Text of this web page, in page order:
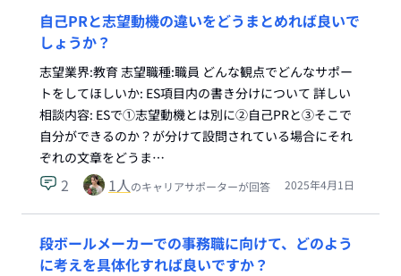
自己PRと志望動機の違いをどうまとめれば良いで
しょうか？
志望業界:教育 志望職種:職員 どんな観点でどんなサポー
トをしてほしいか: ES項目内の書き分けについて 詳しい
相談内容: ESで①志望動機とは別に②自己PRと③そこで
自分ができるのか？が分けて設問されている場合にそれ
ぞれの文章をどうま…
2 1人のキャリアサポーターが回答 2025年4月1日
段ボールメーカーでの事務職に向けて、どのよう
に考えを具体化すれば良いですか？